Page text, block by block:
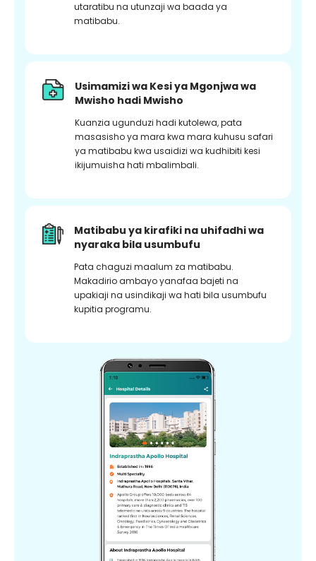
utaratibu na utunzaji wa baada ya
matibabu.
Usimamizi wa Kesi ya Mgonjwa wa
Mwisho hadi Mwisho
Kuanzia ugunduzi hadi kutolewa, pata
masasisho ya mara kwa mara kuhusu safari
ya matibabu kwa usaidizi wa kudhibiti kesi
ikijumuisha hati mbalimbali.
Matibabu ya kirafiki na uhifadhi wa
nyaraka bila usumbufu
Pata chaguzi maalum za matibabu.
Makadirio ambayo yanafaa bajeti na
upakiaji na usindikaji wa hati bila usumbufu
kupitia programu.